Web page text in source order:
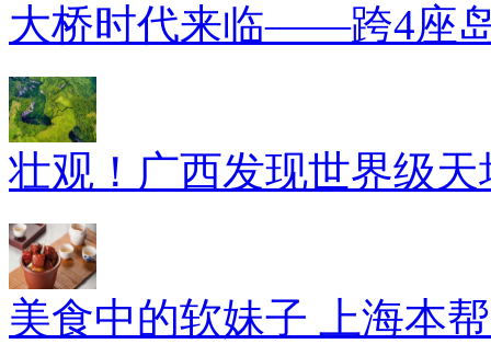
大桥时代来临——跨4座
壮观！广西发现世界级
美食中的软妹子 上海本